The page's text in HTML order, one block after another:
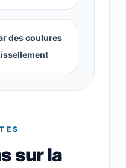
des coulures
sur la